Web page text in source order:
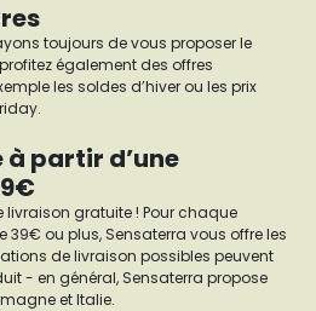
toujours de vous proposer le
également des offres
les soldes d’hiver ou les prix
partir d’une
livraison gratuite ! Pour chaque
ou plus, Sensaterra vous offre les
de livraison possibles peuvent
- en général, Sensaterra propose
et Italie.